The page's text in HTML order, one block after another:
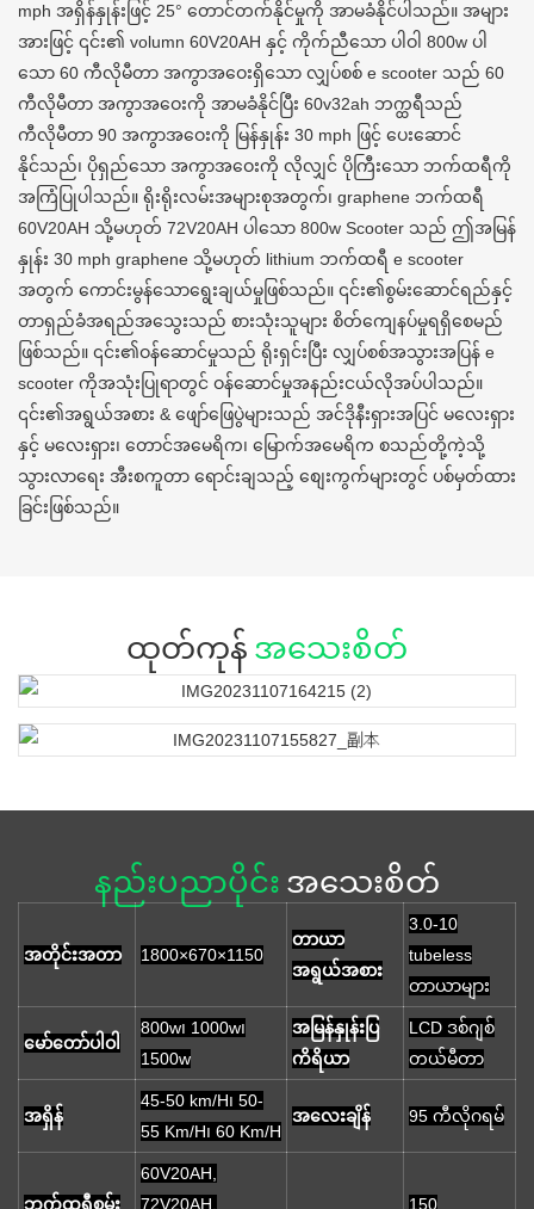
mph အရှိန်နှုန်းဖြင့် 25° တောင်တက်နိုင်မှုကို အာမခံနိုင်ပါသည်။ အများ
အားဖြင့် ၎င်း၏ volumn 60V20AH နှင့် ကိုက်ညီသော ပါဝါ 800w ပါ
သော 60 ကီလိုမီတာ အကွာအဝေးရှိသော လျှပ်စစ် e scooter သည် 60
ကီလိုမီတာ အကွာအဝေးကို အာမခံနိုင်ပြီး 60v32ah ဘက္ထရီသည်
ကီလိုမီတာ 90 အကွာအဝေးကို မြန်နှုန်း 30 mph ဖြင့် ပေးဆောင်
နိုင်သည်၊ ပိုရှည်သော အကွာအဝေးကို လိုလျှင် ပိုကြီးသော ဘက်ထရီကို
အကြံပြုပါသည်။ ရိုးရိုးလမ်းအများစုအတွက်၊ graphene ဘက်ထရီ
60V20AH သို့မဟုတ် 72V20AH ပါသော 800w Scooter သည် ဤအမြန်
နှုန်း 30 mph graphene သို့မဟုတ် lithium ဘက်ထရီ e scooter
အတွက် ကောင်းမွန်သောရွေးချယ်မှုဖြစ်သည်။ ၎င်း၏စွမ်းဆောင်ရည်နှင့်
တာရှည်ခံအရည်အသွေးသည် စားသုံးသူများ စိတ်ကျေနပ်မှုရရှိစေမည်
ဖြစ်သည်။ ၎င်း၏ဝန်ဆောင်မှုသည် ရိုးရှင်းပြီး လျှပ်စစ်အသွားအပြန် e
scooter ကိုအသုံးပြုရာတွင် ဝန်ဆောင်မှုအနည်းငယ်လိုအပ်ပါသည်။
၎င်း၏အရွယ်အစား & ဖျော်ဖြေပွဲများသည် အင်ဒိုနီးရှားအပြင် မလေးရှား
နှင့် မလေးရှား၊ တောင်အမေရိက၊ မြောက်အမေရိက စသည်တို့ကဲ့သို့
သွားလာရေး အီးစကူတာ ရောင်းချသည့် စျေးကွက်များတွင် ပစ်မှတ်ထား
ခြင်းဖြစ်သည်။
ထုတ်ကုန် အသေးစိတ်
နည်းပညာပိုင်း အသေးစိတ်
အတိုင်းအတာ 1800×670×1150
တာယာ
အရွယ်အစား
3.0-10
tubeless
တာယာများ
မော်တော်ပါဝါ
800w၊ 1000w၊
1500w
အမြန်နှုန်းပြ
ကိရိယာ
LCD ဒစ်ဂျစ်
တယ်မီတာ
အရှိန်
45-50 km/H၊ 50-
55 Km/H၊ 60 Km/H
အလေးချိန် 95 ကီလိုဂရမ်
ဘက်ထရီစွမ်း
60V20AH,
72V20AH,
150